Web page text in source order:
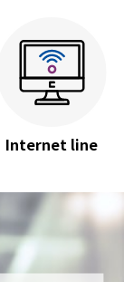
Internet line